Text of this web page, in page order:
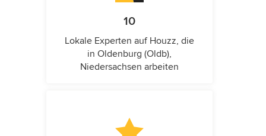
10
Lokale Experten auf Houzz, die
in Oldenburg (Oldb),
Niedersachsen arbeiten